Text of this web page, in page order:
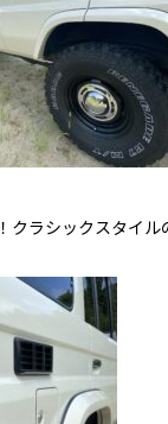
ラシックスタイル